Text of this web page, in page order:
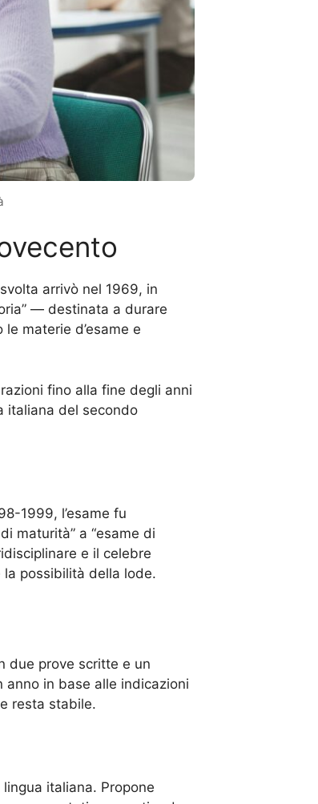
arrivò nel 1969, in
— destinata a durare
materie d’esame e
fino alla fine degli anni
italiana del secondo
1999, l’esame fu
maturità” a “esame di
e il celebre
possibilità della lode.
due prove scritte e un
in base alle indicazioni
resta stabile.
italiana. Propone